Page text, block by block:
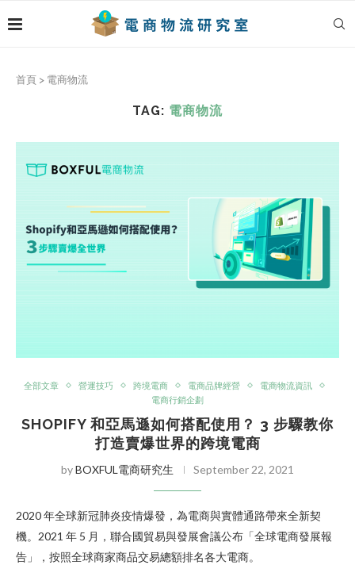
首頁 > 電商物流
TAG: 電商物流
全部文章 營運技巧 跨境電商 電商品牌經營
電商物流資訊
電商行銷企劃
SHOPIFY 和亞馬遜如何搭配使用？ 3 步驟教你
打造賣爆世界的跨境電商
byBOXFUL電商研究生 September 22, 2021
2020 年全球新冠肺炎疫情爆發，為電商與實體通路帶來全新契
機。2021 年 5 月，聯合國貿易與發展會議公布「全球電商發展報
告」，按照全球商家商品交易總額排名各大電商。